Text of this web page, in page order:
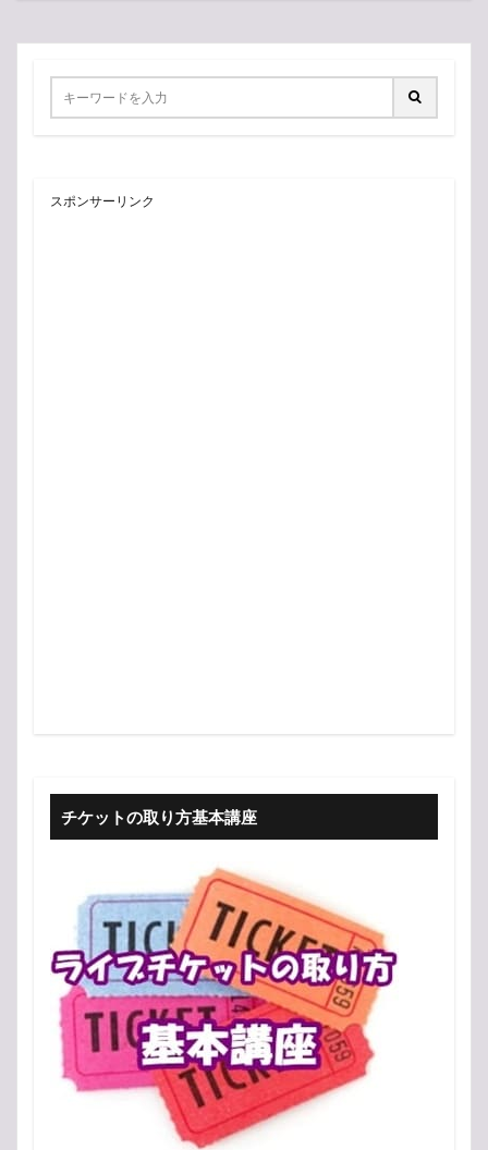
スポンサーリンク
チケットの取り方基本講座